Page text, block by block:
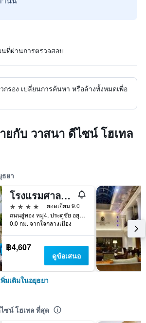
ที่ผ่านการตรวจสอบ
กรอง เปลี่ยนการค้นหา หรือล้างทั้งหมดเพื่อ
ยกับ วาสนา ดีไซน์ โฮเทล
ธยา
โรงแรมศาลา อยุธยา
4 ดาว
ยอดเยี่ยม 9.0
ถนนอู่ทอง หมู่4, ประตูชัย อยุธยา, อยุธยา, ประเทศไทย
0.0 กม. จากใจกลางเมือง
฿4,607
ดูข้อเสนอ
มเติมในอยุธยา
ซน์ โฮเทล ที่สุด